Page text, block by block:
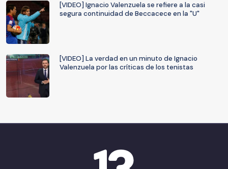
[VIDEO] Ignacio Valenzuela se refiere a la casi
segura continuidad de Beccacece en la "U"
[VIDEO] La verdad en un minuto de Ignacio
Valenzuela por las críticas de los tenistas